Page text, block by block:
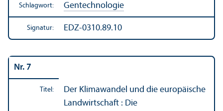
Schlagwort: Gen­technologie
Signatur: EDZ-0310.89.10
Nr. 7
Titel:
Der Klimawandel und die europäische
Landwirtschaft : Die